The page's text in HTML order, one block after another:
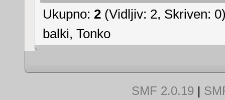
Ukupno: 2 (Vidljiv: 2, Skriven:
balki,Tonko
SMF 2.0.19 |